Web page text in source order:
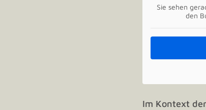
Sie sehen
den
Im Kontext